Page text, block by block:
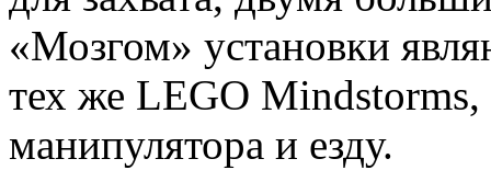
«Мозгом» установки
тех же LEGO Mindstorms,
манипулятора и езду.